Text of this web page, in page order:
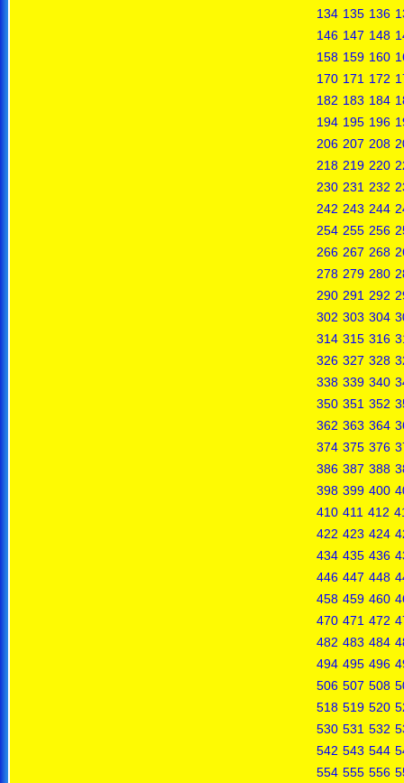
134 135 136
146 147 148
158 159 160
170 171 172
182 183 184
194 195 196
206 207 208
218 219 220
230 231 232
242 243 244
254 255 256
266 267 268
278 279 280
290 291 292
302 303 304
314 315 316
326 327 328
338 339 340
350 351 352
362 363 364
374 375 376
386 387 388
398 399 400
410 411 412
422 423 424
434 435 436
446 447 448
458 459 460
470 471 472
482 483 484
494 495 496
506 507 508
518 519 520
530 531 532
542 543 544
554 555 556